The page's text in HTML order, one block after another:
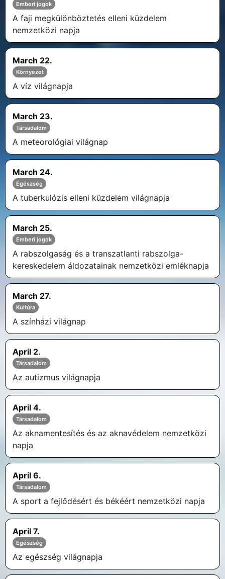
Emberi jogok
A faji megkülönböztetés elleni küzdelem
nemzetközi napja
March 22.
Környezet
A víz világnapja
March 23.
Társadalom
A meteorológiai világnap
March 24.
Egészség
A tuberkulózis elleni küzdelem világnapja
March 25.
Emberi jogok
A rabszolgaság és a transzatlanti rabszolga-
kereskedelem áldozatainak nemzetközi emléknapja
March 27.
Kultúra
A színházi világnap
April 2.
Társadalom
Az autizmus világnapja
April 4.
Társadalom
Az aknamentesítés és az aknavédelem nemzetközi
napja
April 6.
Társadalom
A sport a fejlődésért és békéért nemzetközi napja
April 7.
Egészség
Az egészség világnapja